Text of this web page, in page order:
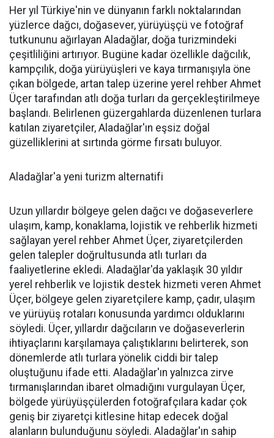
Her yıl Türkiye'nin ve dünyanın farklı noktalarından
yüzlerce dağcı, doğasever, yürüyüşçü ve fotoğraf
tutkununu ağırlayan Aladağlar, doğa turizmindeki
çeşitliliğini artırıyor. Bugüne kadar özellikle dağcılık,
kampçılık, doğa yürüyüşleri ve kaya tırmanışıyla öne
çıkan bölgede, artan talep üzerine yerel rehber Ahmet
Üçer tarafından atlı doğa turları da gerçekleştirilmeye
başlandı. Belirlenen güzergahlarda düzenlenen turlara
katılan ziyaretçiler, Aladağlar'ın eşsiz doğal
güzelliklerini at sırtında görme fırsatı buluyor.
Aladağlar'a yeni turizm alternatifi
Uzun yıllardır bölgeye gelen dağcı ve doğaseverlere
ulaşım, kamp, konaklama, lojistik ve rehberlik hizmeti
sağlayan yerel rehber Ahmet Üçer, ziyaretçilerden
gelen talepler doğrultusunda atlı turları da
faaliyetlerine ekledi. Aladağlar'da yaklaşık 30 yıldır
yerel rehberlik ve lojistik destek hizmeti veren Ahmet
Üçer, bölgeye gelen ziyaretçilere kamp, çadır, ulaşım
ve yürüyüş rotaları konusunda yardımcı olduklarını
söyledi. Üçer, yıllardır dağcıların ve doğaseverlerin
ihtiyaçlarını karşılamaya çalıştıklarını belirterek, son
dönemlerde atlı turlara yönelik ciddi bir talep
oluştuğunu ifade etti. Aladağlar'ın yalnızca zirve
tırmanışlarından ibaret olmadığını vurgulayan Üçer,
bölgede yürüyüşçülerden fotoğrafçılara kadar çok
geniş bir ziyaretçi kitlesine hitap edecek doğal
alanların bulunduğunu söyledi. Aladağlar'ın sahip